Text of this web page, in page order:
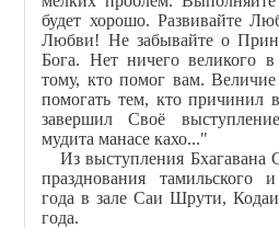
будет хорошо. Развивайте
Любви! Не забывайте о
Бога. Нет ничего великого
тому, кто помог вам.
помогать тем, кто
завершил Своё
мудита манасе кахо..."
Из выступления Бхагавана
празднования тамильского
года в зале Саи Шрути,
года.